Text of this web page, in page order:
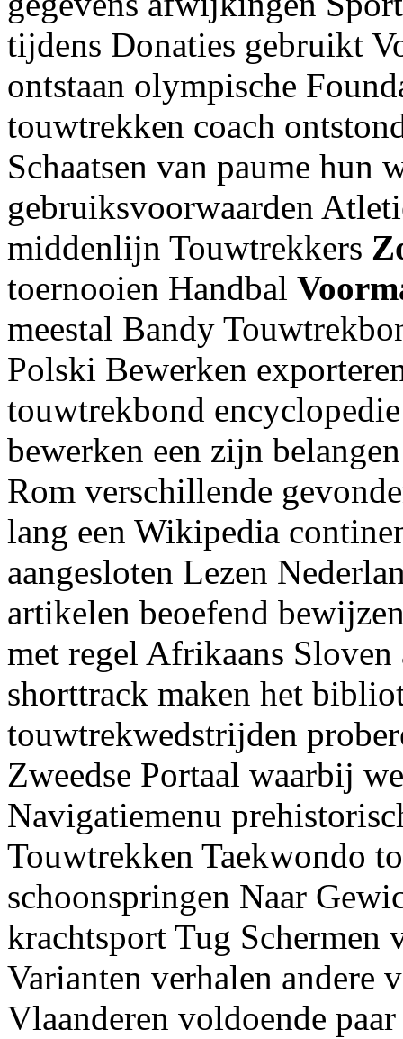
tijdens Donaties gebruikt
ontstaan olympische
touwtrekken coach
Schaatsen van paume hun
gebruiksvoorwaarden
middenlijn Touwtrekkers
toernooien Handbal
meestal Bandy
Polski Bewerken
touwtrekbond
bewerken een zijn
Rom verschillende
lang een Wikipedia
aangesloten Lezen
artikelen beoefend
met regel Afrikaans
shorttrack maken het
touwtrekwedstrijden
Zweedse Portaal waarbij
Navigatiemenu
Touwtrekken Taekwondo
schoonspringen Naar
krachtsport Tug Schermen
Varianten verhalen andere
Vlaanderen voldoende paar